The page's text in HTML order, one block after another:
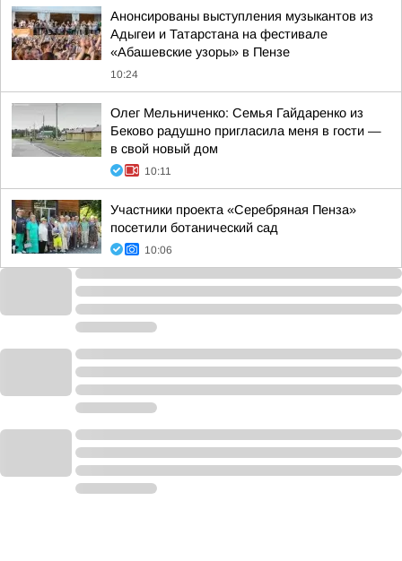
Анонсированы выступления музыкантов из
Адыгеи и Татарстана на фестивале
«Абашевские узоры» в Пензе
10:24
Олег Мельниченко: Семья Гайдаренко из
Беково радушно пригласила меня в гости —
в свой новый дом
10:11
Участники проекта «Серебряная Пенза»
посетили ботанический сад
10:06